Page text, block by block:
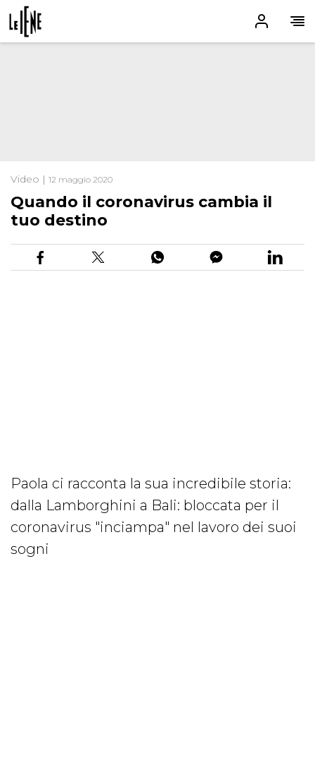
Video | 12 maggio 2020
Quando il coronavirus cambia il
tuo destino
Paola ci racconta la sua incredibile storia:
dalla Lamborghini a Bali: bloccata per il
coronavirus "inciampa" nel lavoro dei suoi
sogni